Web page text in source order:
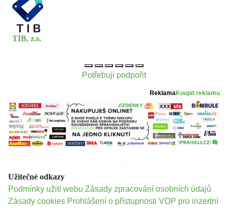
TIB, z.s.
Potřebuji podpořit
ReklamaKoupit reklamu
Užitečné odkazy
Podmínky užití webu Zásady zpracování osobních údajů
Zásady cookies Prohlášení o přístupnosti VOP pro inzertní